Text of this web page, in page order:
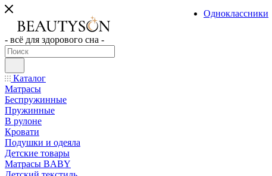
- всё для здорового сна -
Каталог
Матрасы
Беспружинные
Пружинные
В рулоне
Кровати
Подушки и одеяла
Детские товары
Матрасы BABY
Одноклассники